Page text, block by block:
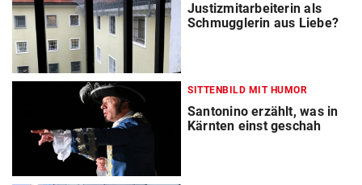
Justizmitarbeiterin als
Schmugglerin aus Liebe?
SITTENBILD MIT HUMOR
Santonino erzählt, was in
Kärnten einst geschah